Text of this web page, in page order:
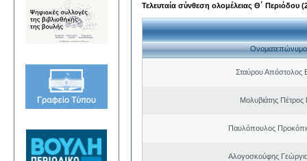
Τελευταία σύνθεση ολομέλειας Θ΄ Περιόδου
Ονοματεπώνυμο
Σταύρου Απόστολος
Μολυβιάτης Πέτρος
Παυλόπουλος
Αλογοσκούφης